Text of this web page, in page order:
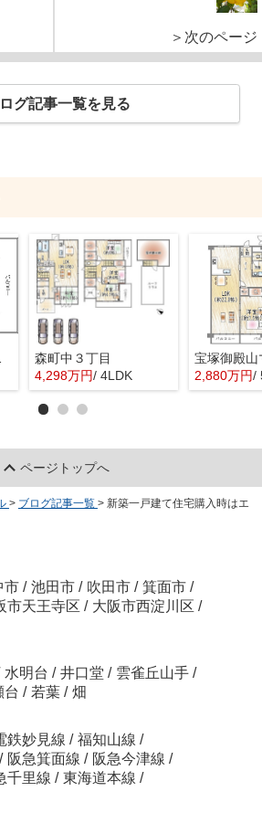
＞次のページ
グ記事一覧を見る
森町中３丁目
4,298万円/ 4LDK
宝塚御殿山
2,880万円/
ページトップへ
> ブログ記事一覧 > 新築一戸建て住宅購入時はエ
市 / 池田市 / 吹田市 / 箕面市 /
市天王寺区 / 大阪市西淀川区 /
水明台 / 井口堂 / 雲雀丘山手 /
台 / 若葉 / 畑
鉄妙見線 / 福知山線 /
/ 阪急箕面線 / 阪急今津線 /
千里線 / 東海道本線 /